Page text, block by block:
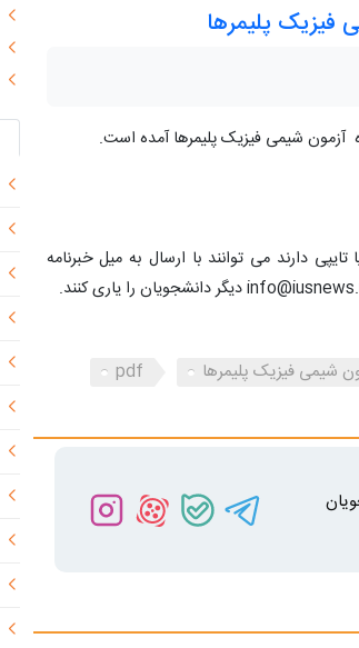
فیزیک پلیمرها
آزمون شیمی فیزیک پلیمرها آمده است.
دارند می توانند با ارسال به میل خبرنامه
شیمی فیزیک پلیمرها
pdf